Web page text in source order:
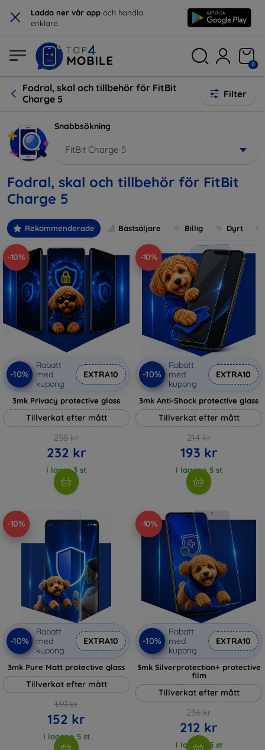
× Ladda ner vår app och handla
enklare.
0
Fodral, skal och tillbehör för FitBit
Charge 5
Filter
Snabbsökning
FitBit Charge 5
Fodral, skal och tillbehör för FitBit
Charge 5
Rekommenderade Bästsäljare Billig Dyrt
-10%
-10%
Rabatt
med
kupong
EXTRA10
3mk Privacy protective glass
Tillverkat efter mått
258 kr
232 kr
I lager 3 st
-10%
-10%
Rabatt
med
kupong
EXTRA10
3mk Anti-Shock protective glass
Tillverkat efter mått
214 kr
193 kr
I lager > 5 st
-10%
-10%
Rabatt
med
kupong
EXTRA10
3mk Pure Matt protective glass
Tillverkat efter mått
169 kr
152 kr
I lager > 5 st
-10%
-10%
Rabatt
med
kupong
EXTRA10
3mk Silverprotection+ protective
film
Tillverkat efter mått
236 kr
212 kr
I lager > 5 st